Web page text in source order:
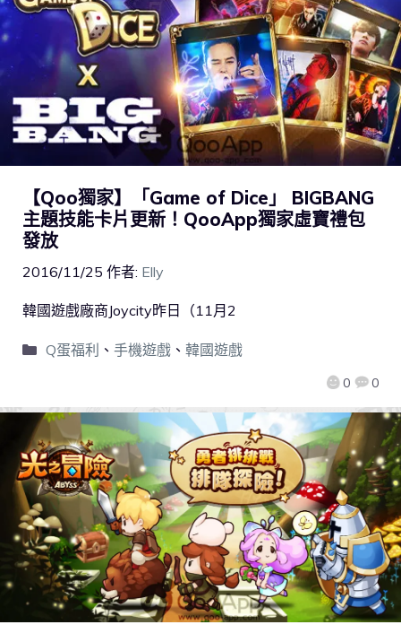
【Qoo獨家】「Game of Dice」 BIGBANG
主題技能卡片更新！QooApp獨家虛寶禮包
發放
2016/11/25 作者: Elly
0 0
韓國遊戲廠商Joycity昨日（11月2
Q蛋福利 、 手機遊戲、 韓國遊戲